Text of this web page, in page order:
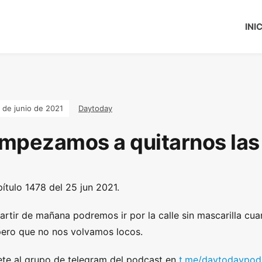
de junio de 2021 Daytoday
a quitarnos
1478 del 25 jun 2021.
de mañana podremos ir por la calle sin mascarilla
que no nos volvamos locos.
al grupo de telegram del podcast en t.me/daytodaypod